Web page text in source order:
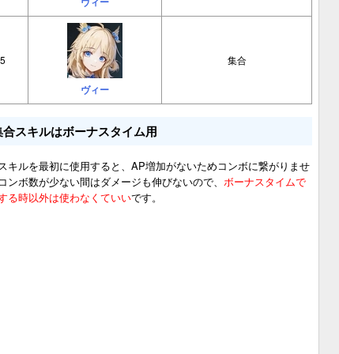
5
ヴィー
集合
合スキルはボーナスタイム用
キルを最初に使用すると、AP増加がないためコンボに繋がりませ
ンボ数が少ない間はダメージも伸びないので、 ボーナスタイムで
る時以外は使わなくていいです。